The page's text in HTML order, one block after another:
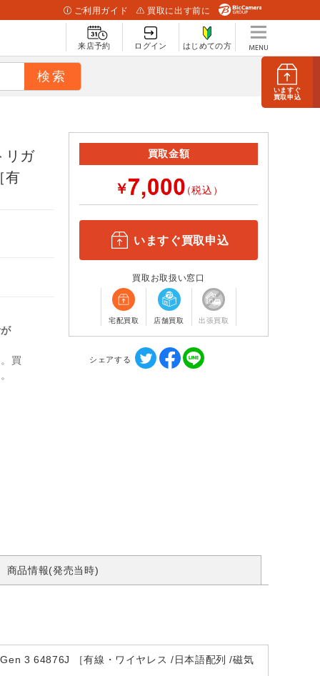
いますぐ
買取申込
ご利用ガイド 買取に出す前に
来店予約 ログイン はじめての方
リガ
有
買
買取金額
￥ （税込）
いますぐ買取申込
買取お取扱い窓口
宅配買取 店舗買取 出張買取
シェアする
商品情報(発売当時)
3 64876J ［有線・ワイヤレス /日本語配列 /磁気